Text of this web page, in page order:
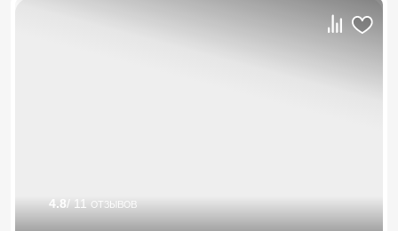
4.8/ 11 отзывов